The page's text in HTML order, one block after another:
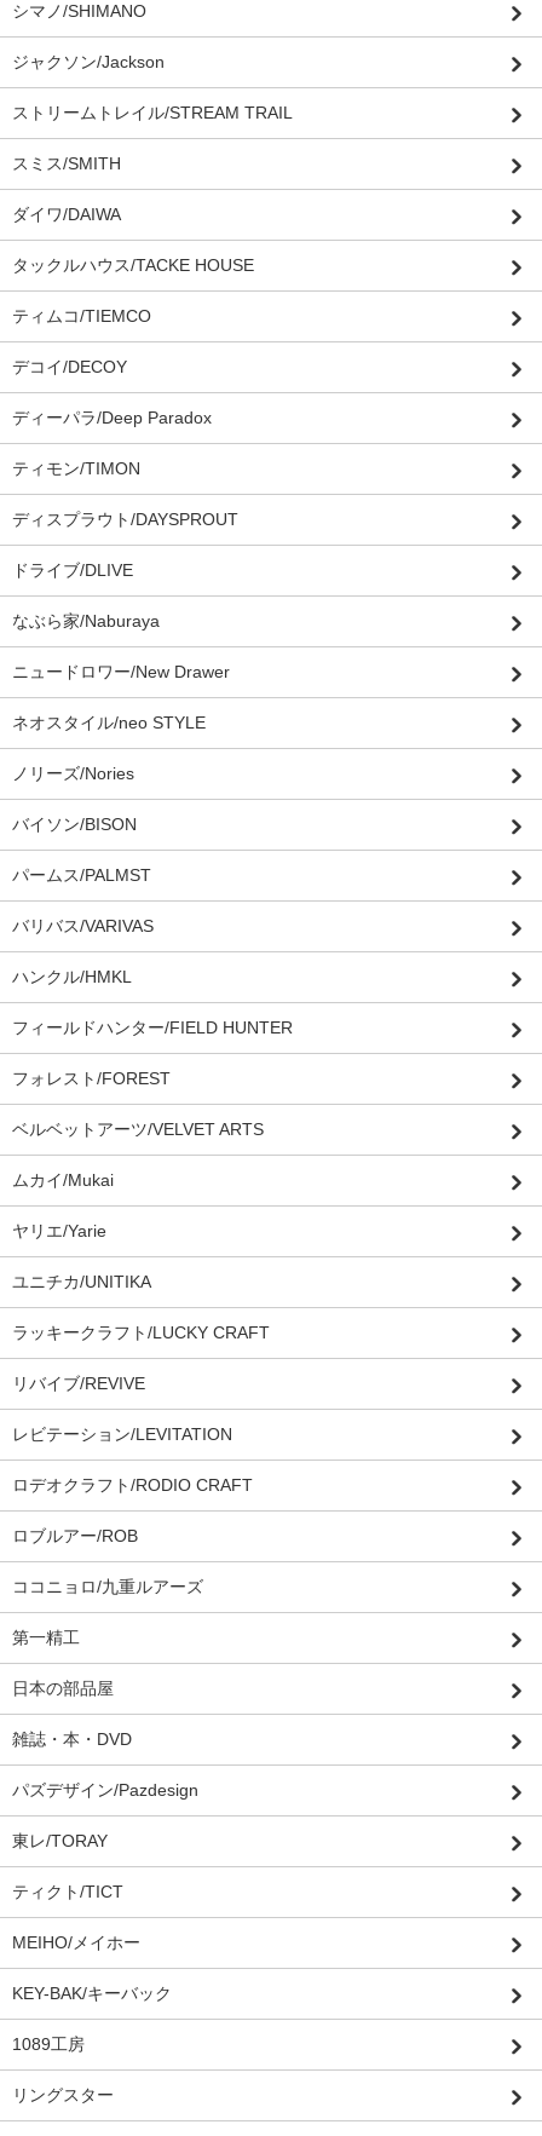
シマノ/SHIMANO
ジャクソン/Jackson
ストリームトレイル/STREAM TRAIL
スミス/SMITH
ダイワ/DAIWA
タックルハウス/TACKE HOUSE
ティムコ/TIEMCO
デコイ/DECOY
ディーパラ/Deep Paradox
ティモン/TIMON
ディスプラウト/DAYSPROUT
ドライブ/DLIVE
なぶら家/Naburaya
ニュードロワー/New Drawer
ネオスタイル/neo STYLE
ノリーズ/Nories
バイソン/BISON
パームス/PALMST
バリバス/VARIVAS
ハンクル/HMKL
フィールドハンター/FIELD HUNTER
フォレスト/FOREST
ベルベットアーツ/VELVET ARTS
ムカイ/Mukai
ヤリエ/Yarie
ユニチカ/UNITIKA
ラッキークラフト/LUCKY CRAFT
リバイブ/REVIVE
レビテーション/LEVITATION
ロデオクラフト/RODIO CRAFT
ロブルアー/ROB
ココニョロ/九重ルアーズ
第一精工
日本の部品屋
雑誌・本・DVD
パズデザイン/Pazdesign
東レ/TORAY
ティクト/TICT
MEIHO/メイホー
KEY-BAK/キーバック
1089工房
リングスター